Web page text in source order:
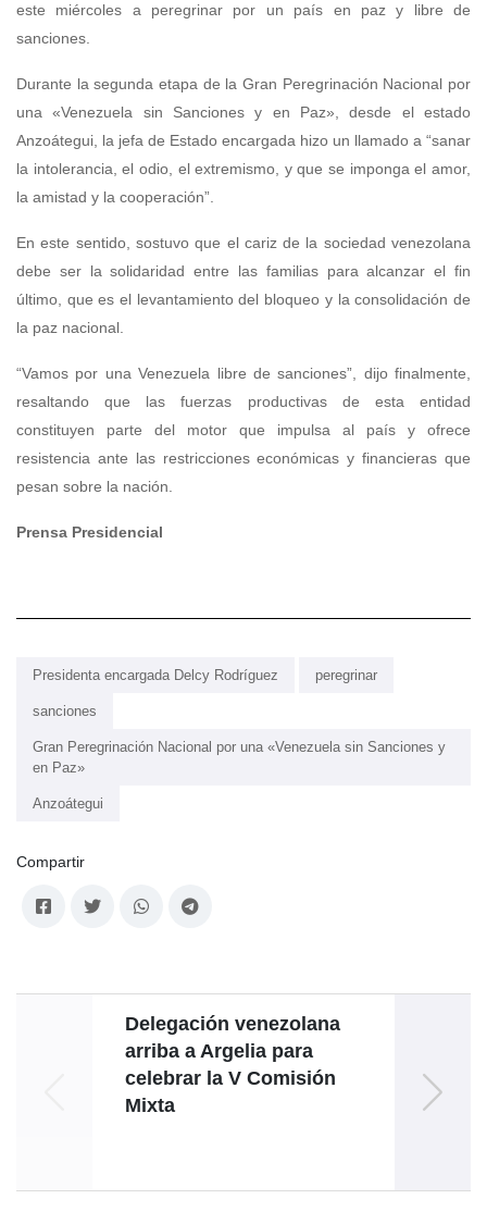
este miércoles a peregrinar por un país en paz y libre de
sanciones.
Durante la segunda etapa de la Gran Peregrinación Nacional por
una «Venezuela sin Sanciones y en Paz», desde el estado
Anzoátegui, la jefa de Estado encargada hizo un llamado a “sanar
la intolerancia, el odio, el extremismo, y que se imponga el amor,
la amistad y la cooperación”.
En este sentido, sostuvo que el cariz de la sociedad venezolana
debe ser la solidaridad entre las familias para alcanzar el fin
último, que es el levantamiento del bloqueo y la consolidación de
la paz nacional.
“Vamos por una Venezuela libre de sanciones”, dijo finalmente,
resaltando que las fuerzas productivas de esta entidad
constituyen parte del motor que impulsa al país y ofrece
resistencia ante las restricciones económicas y financieras que
pesan sobre la nación.
Prensa Presidencial
Presidenta encargada Delcy Rodríguez peregrinar
sanciones
Gran Peregrinación Nacional por una «Venezuela sin Sanciones y
en Paz»
Anzoátegui
Compartir
Delegación venezolana
arriba a Argelia para
celebrar la V Comisión
Mixta